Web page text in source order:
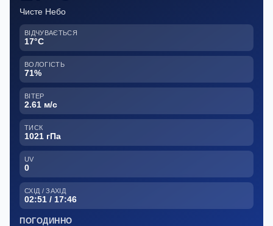
Чисте Небо
ВІДЧУВАЄТЬСЯ
17°C
ВОЛОГІСТЬ
71%
ВІТЕР
2.61 м/с
ТИСК
1021 гПа
UV
0
СХІД / ЗАХІД
02:51 / 17:46
ПОГОДИННО